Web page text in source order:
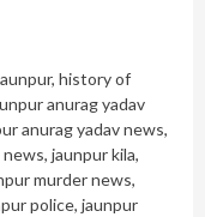
, history of
anurag yadav
anurag yadav news,
news, jaunpur kila,
murder news,
police, jaunpur